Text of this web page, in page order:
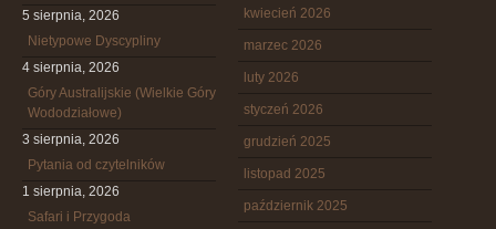
5 sierpnia, 2026
Nietypowe Dyscypliny
4 sierpnia, 2026
Góry Australijskie (Wielkie Góry
Wododziałowe)
3 sierpnia, 2026
Pytania od czytelników
1 sierpnia, 2026
Safari i Przygoda
kwiecień 2026
marzec 2026
luty 2026
styczeń 2026
grudzień 2025
listopad 2025
październik 2025